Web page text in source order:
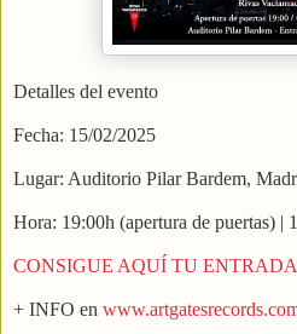
Detalles del evento
Fecha: 15/02/2025
Lugar: Auditorio Pilar Bardem,
Hora: 19:00h (apertura de puertas) |
CONSIGUE AQUÍ TU ENTRADA
+ INFO en